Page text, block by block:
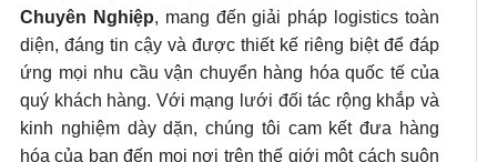
Chuyên Nghiệp, mang đến giải pháp logistics toàn
diện, đáng tin cậy và được thiết kế riêng biệt để đáp
ứng mọi nhu cầu vận chuyển hàng hóa quốc tế của
quý khách hàng. Với mạng lưới đối tác rộng khắp và
kinh nghiệm dày dặn, chúng tôi cam kết đưa hàng
hóa của bạn đến mọi nơi trên thế giới một cách suôn